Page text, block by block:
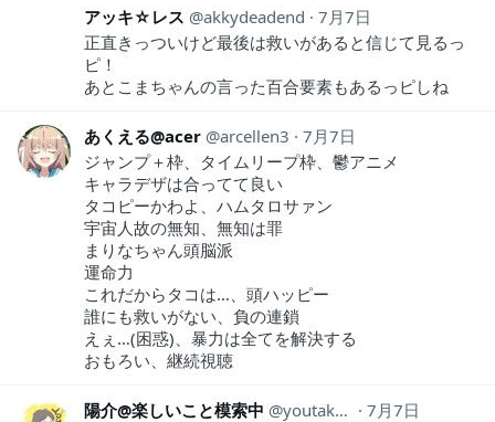
アッキ☆レス akkydeadend
7月7日
正直きっついけど最後は救いがあると信じて見るっ
ピ！
あとこまちゃんの言った百合要素もあるっピしね
あくえる@acer arcellen3
7月7日
ジャンプ＋枠、タイムリープ枠、鬱アニメ
キャラデザは合ってて良い
タコピーかわよ、ハムタロサァン
宇宙人故の無知、無知は罪
まりなちゃん頭脳派
運命力
これだからタコは…、頭ハッピー
誰にも救いがない、負の連鎖
えぇ…(困惑)、暴力は全てを解決する
おもろい、継続視聴
陽介@楽しいこと模索中 youtake729
7月7日